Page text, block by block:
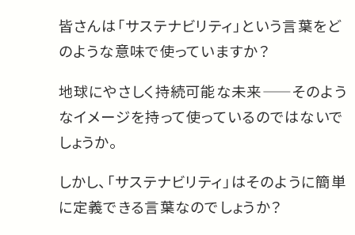
皆さんは「サステナビリティ」という言葉をど
のような意味で使っていますか？
地球にやさしく持続可能な未来——そのよう
なイメージを持って使っているのではないで
しょうか。
しかし、「サステナビリティ」はそのように簡単
に定義できる言葉なのでしょうか？